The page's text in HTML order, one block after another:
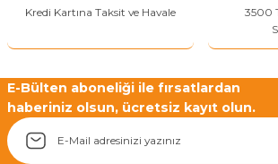
Kredi Kartına Taksit ve Havale
3500
E-Bülten aboneliği ile fırsatlardan
haberiniz olsun, ücretsiz kayıt olun.